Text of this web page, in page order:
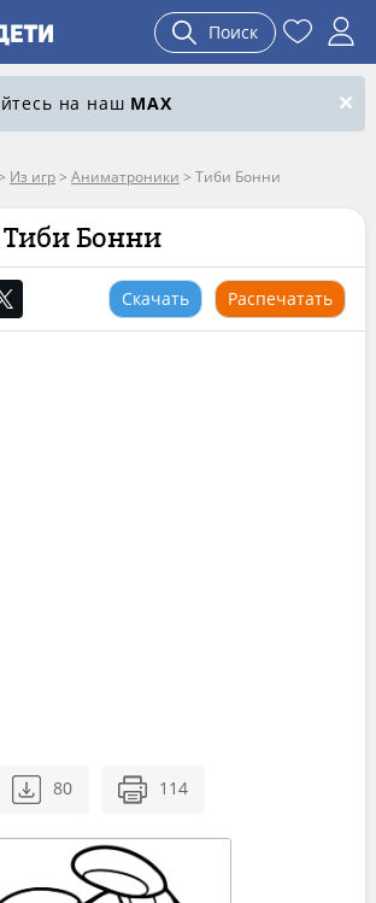
Поиск
на наш MAX
Из игр> Аниматроники > Тиби Бонни
Тиби Бонни
Скачать Распечатать
80 114